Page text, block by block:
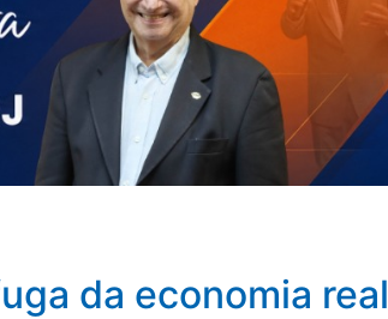
da economia real